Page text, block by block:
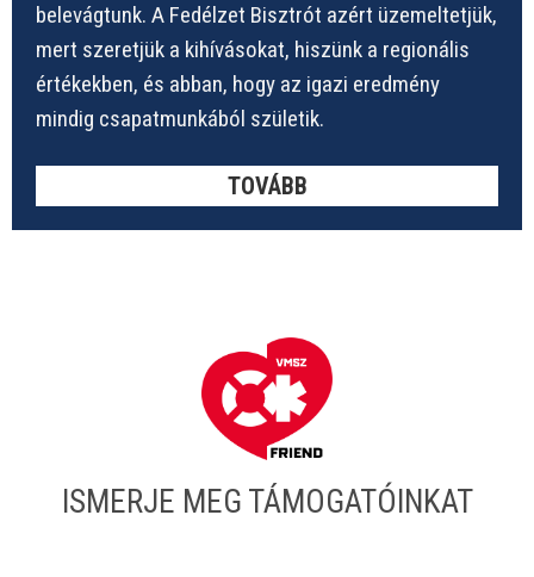
belevágtunk. A Fedélzet Bisztrót azért üzemeltetjük,
mert szeretjük a kihívásokat, hiszünk a regionális
értékekben, és abban, hogy az igazi eredmény
mindig csapatmunkából születik.
TOVÁBB
ISMERJE MEG TÁMOGATÓINKAT